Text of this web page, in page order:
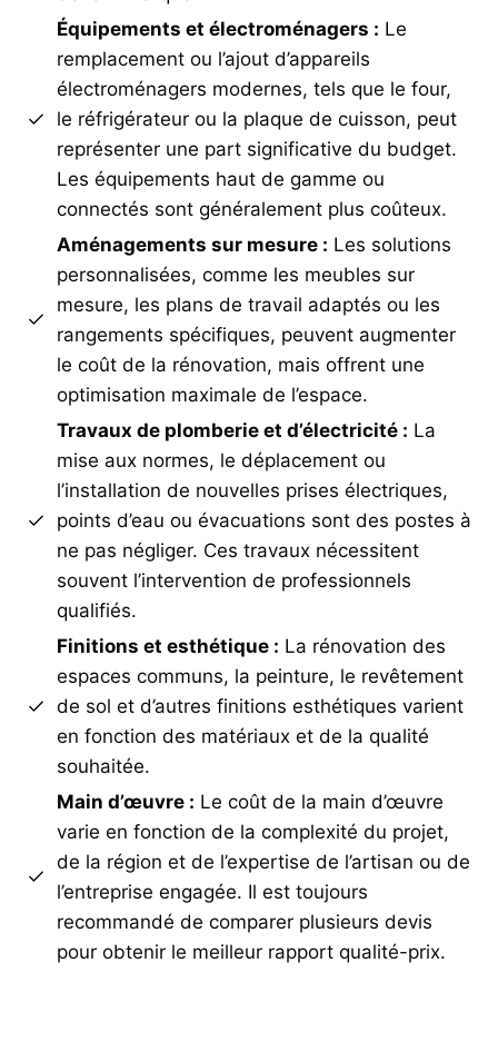
Équipements et électroménagers : Le
remplacement ou l’ajout d’appareils
électroménagers modernes, tels que le four,
le réfrigérateur ou la plaque de cuisson, peut
représenter une part significative du budget.
Les équipements haut de gamme ou
connectés sont généralement plus coûteux.
Aménagements sur mesure : Les solutions
personnalisées, comme les meubles sur
mesure, les plans de travail adaptés ou les
rangements spécifiques, peuvent augmenter
le coût de la rénovation, mais offrent une
optimisation maximale de l’espace.
Travaux de plomberie et d’électricité : La
mise aux normes, le déplacement ou
l’installation de nouvelles prises électriques,
points d’eau ou évacuations sont des postes à
ne pas négliger. Ces travaux nécessitent
souvent l’intervention de professionnels
qualifiés.
Finitions et esthétique : La rénovation des
espaces communs, la peinture, le revêtement
de sol et d’autres finitions esthétiques varient
en fonction des matériaux et de la qualité
souhaitée.
Main d’œuvre : Le coût de la main d’œuvre
varie en fonction de la complexité du projet,
de la région et de l’expertise de l’artisan ou de
l’entreprise engagée. Il est toujours
recommandé de comparer plusieurs devis
pour obtenir le meilleur rapport qualité-prix.